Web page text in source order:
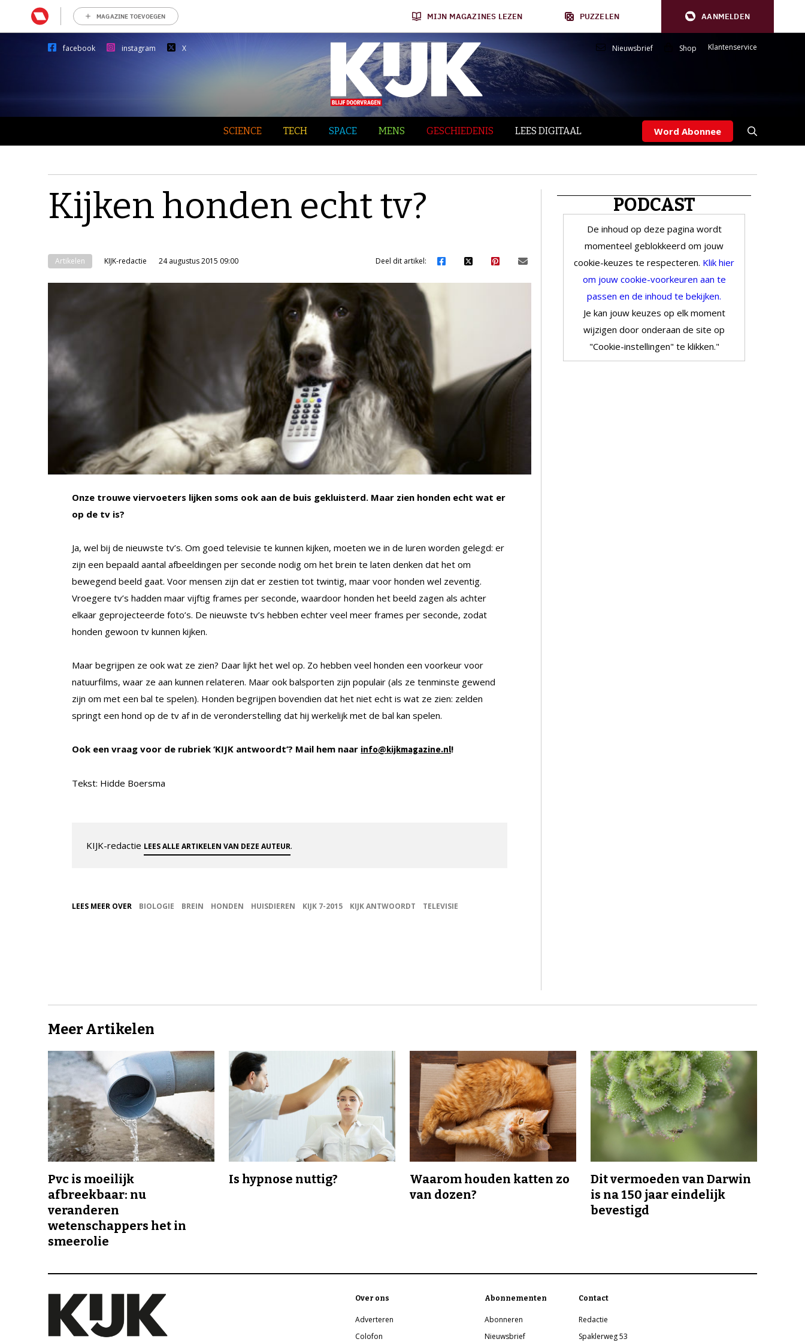
MAGAZINE TOEVOEGEN MIJN MAGAZINES LEZEN PUZZELEN AANMELDEN
facebook instagram X Nieuwsbrief Shop Klantenservice
SCIENCE TECH SPACE MENS GESCHIEDENIS LEES DIGITAAL Word Abonnee
Kijken honden echt tv?
Artikelen KIJK-redactie 24 augustus 2015 09:00 Deel dit artikel:
Onze trouwe viervoeters lijken soms ook aan de buis gekluisterd. Maar zien honden echt wat er
op de tv is?
Ja, wel bij de nieuwste tv’s. Om goed televisie te kunnen kijken, moeten we in de luren worden gelegd: er
zijn een bepaald aantal afbeeldingen per seconde nodig om het brein te laten denken dat het om
bewegend beeld gaat. Voor mensen zijn dat er zestien tot twintig, maar voor honden wel zeventig.
Vroegere tv’s hadden maar vijftig frames per seconde, waardoor honden het beeld zagen als achter
elkaar geprojecteerde foto’s. De nieuwste tv’s hebben echter veel meer frames per seconde, zodat
honden gewoon tv kunnen kijken.
Maar begrijpen ze ook wat ze zien? Daar lijkt het wel op. Zo hebben veel honden een voorkeur voor
natuurfilms, waar ze aan kunnen relateren. Maar ook balsporten zijn populair (als ze tenminste gewend
zijn om met een bal te spelen). Honden begrijpen bovendien dat het niet echt is wat ze zien: zelden
springt een hond op de tv af in de veronderstelling dat hij werkelijk met de bal kan spelen.
Ook een vraag voor de rubriek ‘KIJK antwoordt’? Mail hem naar info@kijkmagazine.nl!
Tekst: Hidde Boersma
KIJK-redactie LEES ALLE ARTIKELEN VAN DEZE AUTEUR.
LEES MEER OVER BIOLOGIE BREIN HONDEN HUISDIEREN KIJK 7-2015 KIJK ANTWOORDT TELEVISIE
PODCAST
De inhoud op deze pagina wordt
momenteel geblokkeerd om jouw
cookie-keuzes te respecteren. Klik hier
om jouw cookie-voorkeuren aan te
passen en de inhoud te bekijken.
Je kan jouw keuzes op elk moment
wijzigen door onderaan de site op
"Cookie-instellingen" te klikken."
Meer Artikelen
Pvc is moeilijk
afbreekbaar: nu
veranderen
wetenschappers het in
smeerolie
Is hypnose nuttig?
Waarom houden katten zo
van dozen?
Dit vermoeden van Darwin
is na 150 jaar eindelijk
bevestigd
Over ons
Adverteren
Colofon
Abonnementen
Abonneren
Nieuwsbrief
Contact
Redactie
Spaklerweg 53